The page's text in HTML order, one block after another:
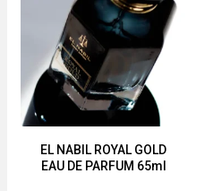
TRÉSOR
EAU
DE
PARFUM
EL NABIL ROYAL GOLD
EAU DE PARFUM 65ml